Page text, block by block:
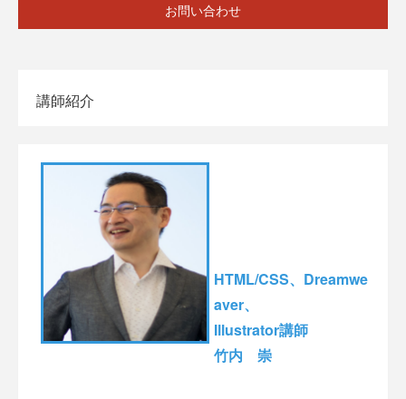
お問い合わせ
講師紹介
HTML/CSS、Dreamwe
aver、
Illustrator講師
竹内 崇